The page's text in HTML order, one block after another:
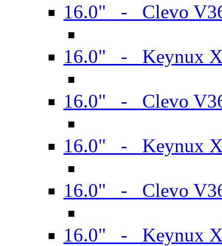
16.0" - Clevo
16.0" - Keynux
16.0" - Clevo
16.0" - Keynux
16.0" - Clevo
16.0" - Keynux